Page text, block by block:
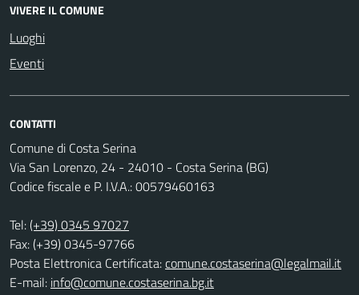
VIVERE IL COMUNE
Luoghi
Eventi
CONTATTI
Comune di Costa Serina
Via San Lorenzo, 24 - 24010 - Costa Serina (BG)
Codice fiscale e P. I.V.A.: 00579460163
Tel:(+39) 0345 97027
Fax: (+39) 0345-97766
Posta Elettronica Certificata:comune.costaserina@legalmail.it
E-mail: info@comune.costaserina.bg.it